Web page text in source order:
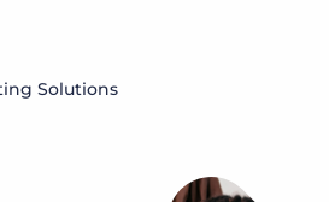
Solutions